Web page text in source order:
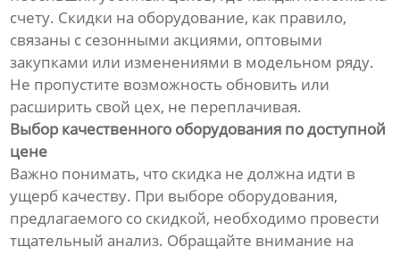
счету. Скидки на оборудование, как правило,
связаны с сезонными акциями, оптовыми
закупками или изменениями в модельном ряду.
Не пропустите возможность обновить или
расширить свой цех, не переплачивая.
Выбор качественного оборудования по доступной
цене
Важно понимать, что скидка не должна идти в
ущерб качеству. При выборе оборудования,
предлагаемого со скидкой, необходимо провести
тщательный анализ. Обращайте внимание на